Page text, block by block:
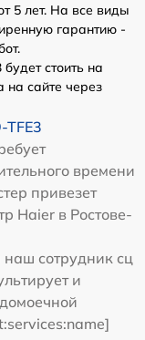
5 лет. На все виды
гарантию -
стоить на
сайте через
времени
привезет
Haier в Ростове-
сотрудник сц
и